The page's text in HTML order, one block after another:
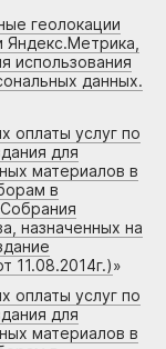
геолокации
Яндекс.Метрика,
использования
данных.
оплаты услуг по
для
материалов в
в
назначенных на
11.08.2014г.)»
оплаты услуг по
для
материалов в